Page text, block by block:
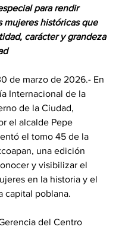
para rendir
mujeres históricas que
carácter y grandeza
de marzo de 2026.- En
Internacional de la
de la Ciudad,
el alcalde Pepe
el tomo 45 de la
una edición
y visibilizar el
en la historia y el
capital poblana.
del Centro